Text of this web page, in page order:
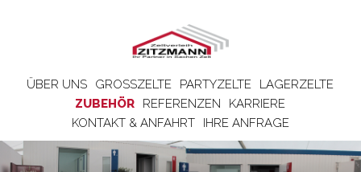
ÜBER UNS GROSSZELTE PARTYZELTE
LAGERZELTE
ZUBEHÖR
REFERENZEN
KARRIERE
KONTAKT & ANFAHRT
IHRE ANFRAGE